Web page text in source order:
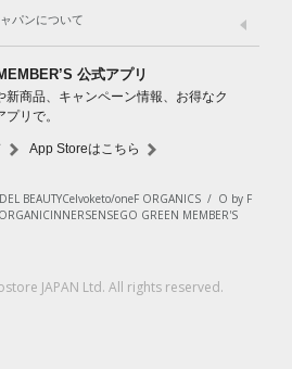
Facebook
パンについて
規約
プライバシーポリシー
基づく表示
免責事項
New Zealand Site
公式アプリ
新商品、キャンペーン情報、お得なク
リで。
App Storeはこちら
BEAUTYCelvoketo/oneF ORGANICS/ O by F
INNERSENSEGO GREEN MEMBER'S
JAPAN Ltd. All rights reserved.